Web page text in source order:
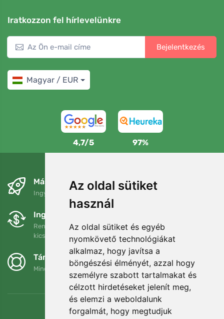
Az oldal sütiket
használ
Az oldal sütiket és egyéb
nyomkövető technológiákat
alkalmaz, hogy javítsa a
böngészési élményét, azzal hogy
személyre szabott tartalmakat és
célzott hirdetéseket jelenít meg,
és elemzi a weboldalunk
forgalmát, hogy megtudjuk
Iratkozzon fel hírlevelünkre
Bejelentkezés
Magyar / EUR
4,7/5 97%
Másnapra és ingyenesen
Ingyenes szállítás a következő összeg felett: 80 EUR
Ingyenes csere és visszaküldés
Rendelését 90 napon belül bármikor visszaküldheti vagy
kicserélheti.
Támogatjuk a Trees.org-ot
Minden megrendelésért ültetünk egy fát! BővebbenRólunk